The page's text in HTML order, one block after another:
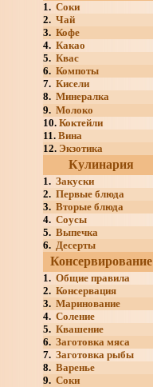
1. Соки
2. Чай
3. Кофе
4. Какао
5. Квас
6. Компоты
7. Кисели
8. Минералка
9. Молоко
10. Коктейли
11. Вина
12. Экзотика
Кулинария
1. Закуски
2. Первые блюда
3. Вторые блюда
4. Соусы
5. Выпечка
6. Десерты
Консервирование
1. Общие правила
2. Консервация
3. Маринование
4. Соление
5. Квашение
6. Заготовка мяса
7. Заготовка рыбы
8. Варенье
9. Соки